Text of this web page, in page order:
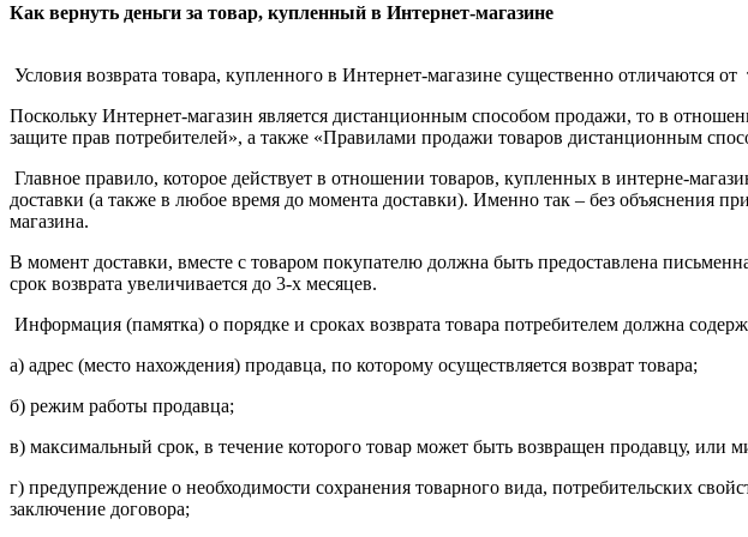
Как вернуть деньги за товар, купленный в Интернет-магазине
Условия возврата товара, купленного в Интернет-магазине существенно отличаются
Поскольку Интернет-магазин является дистанционным способом продажи, то в
защите прав потребителей», а также «Правилами продажи товаров дистанционным
Главное правило, которое действует в отношении товаров, купленных в интерне-
доставки (а также в любое время до момента доставки). Именно так – без объяснения
магазина.
В момент доставки, вместе с товаром покупателю должна быть предоставлена
срок возврата увеличивается до 3-х месяцев.
Информация (памятка) о порядке и сроках возврата товара потребителем должна
а) адрес (место нахождения) продавца, по которому осуществляется возврат товара;
б) режим работы продавца;
в) максимальный срок, в течение которого товар может быть возвращен продавцу, или
г) предупреждение о необходимости сохранения товарного вида, потребительских
заключение договора;